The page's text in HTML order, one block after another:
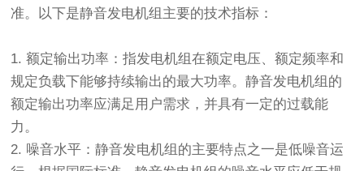
准。以下是静音发电机组主要的技术指标：
1. 额定输出功率：指发电机组在额定电压、额定频率和
规定负载下能够持续输出的最大功率。静音发电机组的
额定输出功率应满足用户需求，并具有一定的过载能
力。
2. 噪音水平：静音发电机组的主要特点之一是低噪音运